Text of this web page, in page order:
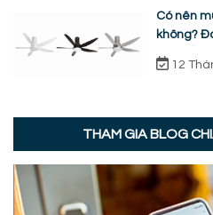
Có nên
không?
12
THAM GIA BLOG